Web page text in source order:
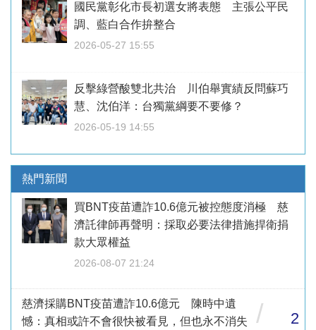
國民黨彰化市長初選女將表態 主張公平民
調、藍白合作拚整合
2026-05-27 15:55
反擊綠營酸雙北共治 川伯舉實績反問蘇巧
慧、沈伯洋：台獨黨綱要不要修？
2026-05-19 14:55
熱門新聞
買BNT疫苗遭詐10.6億元被控態度消極 慈
濟託律師再聲明：採取必要法律措施捍衛捐
款大眾權益
2026-08-07 21:24
慈濟採購BNT疫苗遭詐10.6億元 陳時中遺
憾：真相或許不會很快被看見，但也永不消失
/ 2